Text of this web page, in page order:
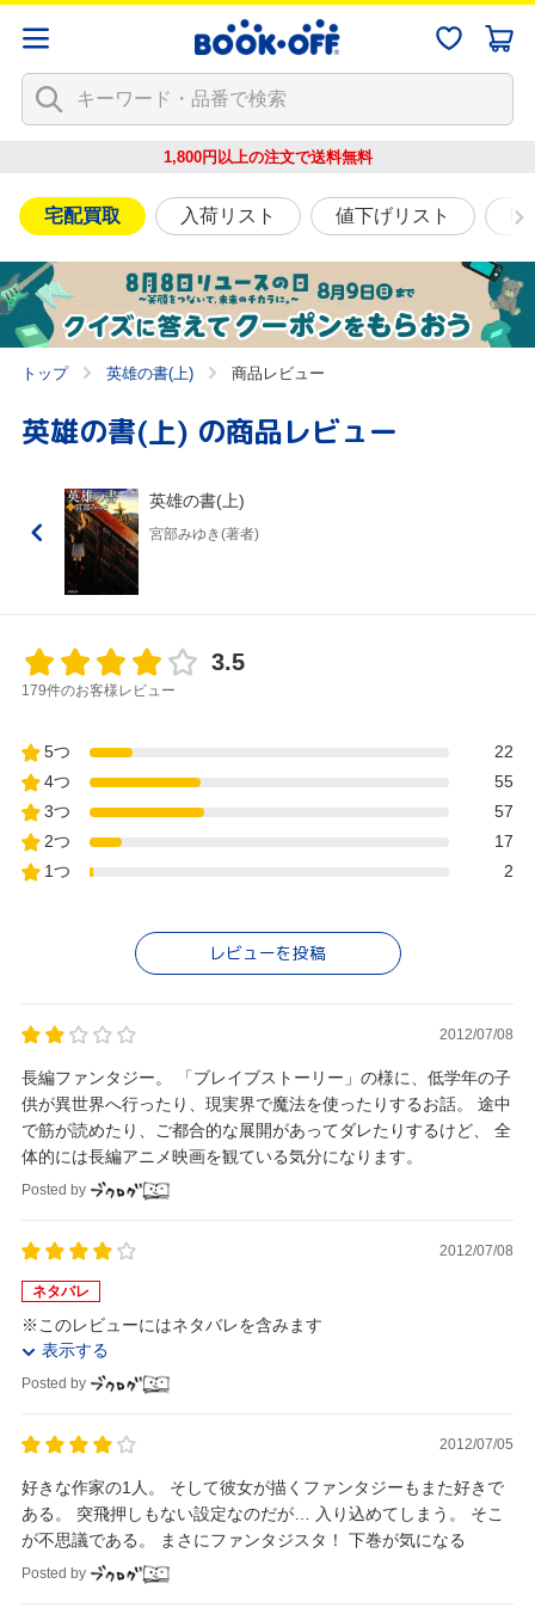
1,800円以上の注文で送料無料
宅配買取 入荷リスト 値下げリスト
トップ 英雄の書(上) 商品レビュー
英雄の書(上) の商品レビュー
英雄の書(上)
宮部みゆき(著者)
3.5
179件のお客様レビュー
5つ
22
4つ
55
3つ
57
2つ
17
1つ
2
レビューを投稿
2012/07/08
長編ファンタジー。 「ブレイブストーリー」の様に、低学年の子
供が異世界へ行ったり、現実界で魔法を使ったりするお話。 途中
で筋が読めたり、ご都合的な展開があってダレたりするけど、 全
体的には長編アニメ映画を観ている気分になります。
Posted by
2012/07/08
ネタバレ
※このレビューにはネタバレを含みます
表示する
Posted by
2012/07/05
好きな作家の1人。 そして彼女が描くファンタジーもまた好きで
ある。 突飛押しもない設定なのだが… 入り込めてしまう。 そこ
が不思議である。 まさにファンタジスタ！ 下巻が気になる
Posted by